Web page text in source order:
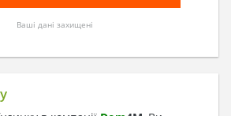
Ваші дані захищені